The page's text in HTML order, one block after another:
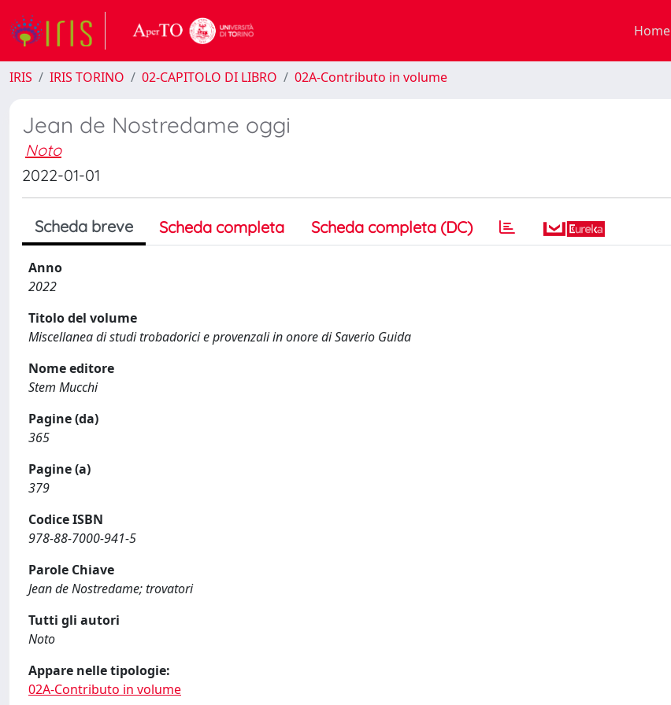
Home
IRIS IRIS TORINO 02-CAPITOLO DI LIBRO 02A-Contributo in volume
Jean de Nostredame oggi
Noto
2022-01-01
Scheda breve Scheda completa Scheda completa (DC)
Anno
2022
Titolo del volume
Miscellanea di studi trobadorici e provenzali in onore di Saverio Guida
Nome editore
Stem Mucchi
Pagine (da)
365
Pagine (a)
379
Codice ISBN
978-88-7000-941-5
Parole Chiave
Jean de Nostredame; trovatori
Tutti gli autori
Noto
Appare nelle tipologie:
02A-Contributo in volume